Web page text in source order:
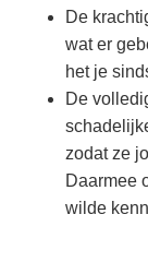
De
wat er
het je
De
zodat ze
Daarmee
wilde